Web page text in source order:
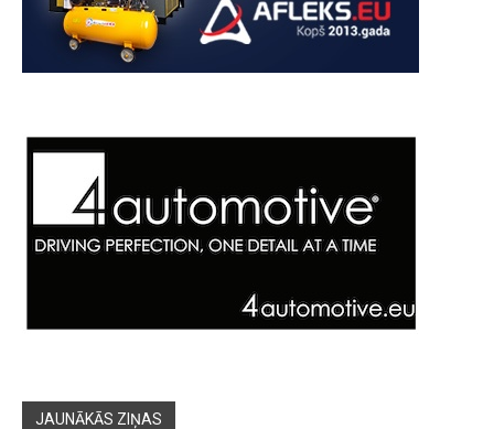
JAUNĀKĀS ZIŅAS